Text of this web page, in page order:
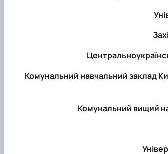
Комунальний навчальний заклад
Комунальний вищий